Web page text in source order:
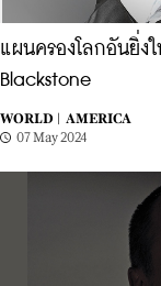
แผนครองโลกอันยิ่ง
Blackstone
WORLD |
AMERICA
07 May 2024